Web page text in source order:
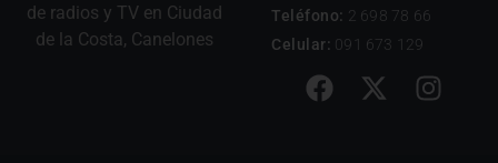
de radios y TV en Ciudad
de la Costa, Canelones
Teléfono: 2 698 78 66
Celular: 091 673 129